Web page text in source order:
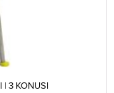
3 KONUSI